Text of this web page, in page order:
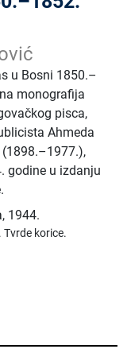
u Bosni 1850.–
monografija
pisca,
Ahmeda
godine u izdanju
, 1944.
Tvrde korice.